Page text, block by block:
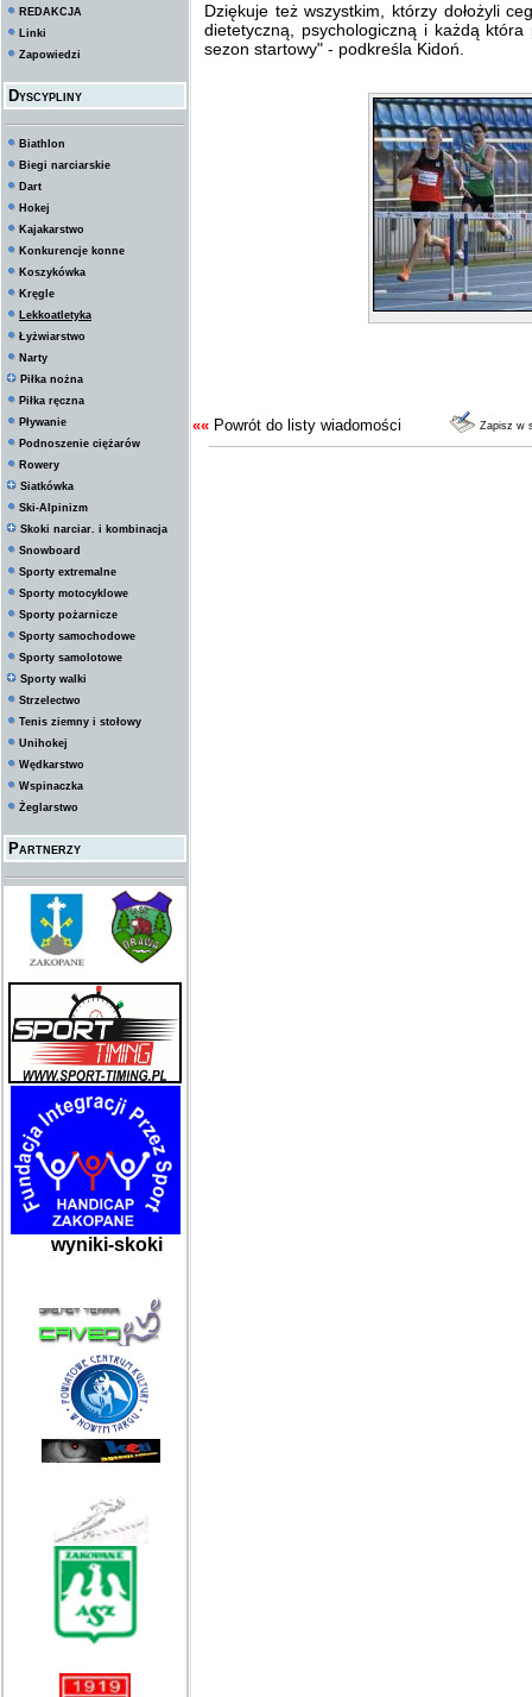
REDAKCJA
Linki
Zapowiedzi
Dyscypliny
Biathlon
Biegi narciarskie
Dart
Hokej
Kajakarstwo
Konkurencje konne
Koszykówka
Kręgle
Lekkoatletyka
Łyżwiarstwo
Narty
Piłka nożna
Piłka ręczna
Pływanie
Podnoszenie ciężarów
Rowery
Siatkówka
Ski-Alpinizm
Skoki narciar. i kombinacja
Snowboard
Sporty extremalne
Sporty motocyklowe
Sporty pożarnicze
Sporty samochodowe
Sporty samolotowe
Sporty walki
Strzelectwo
Tenis ziemny i stołowy
Unihokej
Wędkarstwo
Wspinaczka
Żeglarstwo
Partnerzy
wyniki-skoki
Dziękuje też wszystkim, którzy dołożyli
dietetyczną, psychologiczną i każdą
sezon startowy" - podkreśla Kidoń.
«« Powrót do listy wiadomości Zapisz w